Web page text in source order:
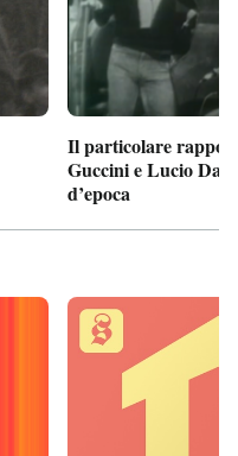
Il particolare
Guccini e Lucio
d’epoca